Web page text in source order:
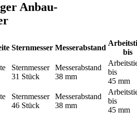
Anbau-
Sternmesser Messerabstand
bis
Sternmesser
31 Stück
Messerabstand
38 mm
bis
45 mm
Sternmesser
46 Stück
Messerabstand
38 mm
bis
45 mm